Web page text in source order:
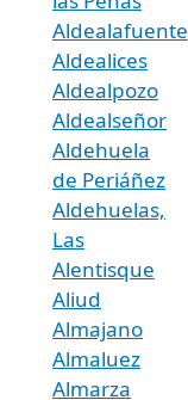
Aldealafuente
Aldealices
Aldealpozo
Aldealseñor
Aldehuela
de Periáñez
Aldehuelas,
Las
Alentisque
Aliud
Almajano
Almaluez
Almarza